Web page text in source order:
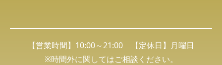
【営業時間】10:00～21:00 【定休日】月曜日
※時間外に関してはご相談ください。